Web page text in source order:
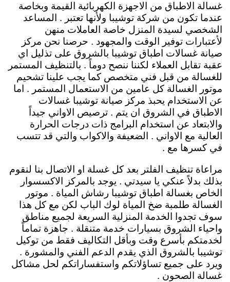
غسالة الاطباق من الاجهزة الكهربائية القيمة وبخاصة
عندما تكون من شركة توشيبا ولأنها تعتبر . المساعد
الشخصي لسيدة المنزل خاصة العاملات منهن
لأعتبارات توفير الوقت والمجهود . حرصنا نحن مركز
صيانة غسالات اطباق توشيبا بالشروق على تذليل اي
عقبة تقابل العملاء لكننا ننصح دوماً . بالتنظيف المستمر
للغسالة من قبل فني متخصص كما يجب علينا تشحيم
موتور الغسالة كل عامين من الاستعمال المستمر . اما
عن الاستخدام يحبذ مركز صيانة توشيبا غسالات
الاطباق في الشروق ان يتم . ترصيص الاواني جيداً
والابتعاد عن استخدام البرامج ذات درجات الحرارة
العالية مع الاواني . الضعيفة والاكواب والتي قد تتسب
في كسرها مع .
مراعاة تنظيف الفلتر بعد كل غسلة او الاتصال بنا لنقوم
بذلك بدلاً عنكي يا سيدتي . يوجد بالمركز الاكسسوار
الخاص بغسالة اطباق توشيبا رشاش المياة . موتور
الغسالة طلمبة ضخ المياة لوك الباب لكن مع كل هذا
سوف تجدوا الخدمة المنزلية السريعة لجميع مناطق
واحياء الشروق بسيارات خدمة متنقلة . جاهزة تماماً
لخدمتكم بأسرع وقت وبأقل التكاليف فقط من توكيل
توشيبا بالشروق الذي يقدم الدعم الفني والمشورة .
ويرد على جميع تساؤلاتكم واستفساراتكم لحل مشاكل
غسالة الصحون .